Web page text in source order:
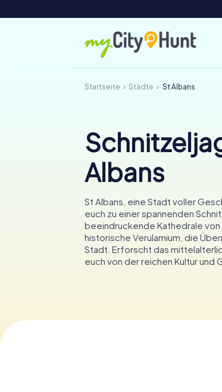
Startseite Städte St Albans
Albans
St Albans, eine Stadt voller
euch zu einer spannenden
beeindruckende Kathedrale von
historische Verulamium, die
Stadt. Erforscht das
euch von der reichen Kultur und